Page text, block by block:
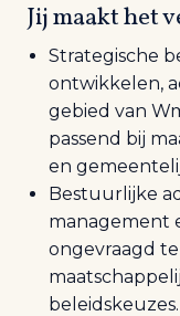
Jij maakt het
Strategische
ontwikkelen,
gebied van
passend bij
en
Bestuurlijke
management
ongevraagd
beleidskeuzes.